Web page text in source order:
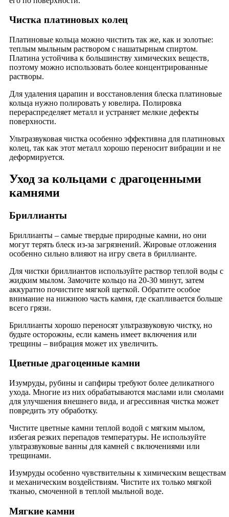
Чистка платиновых колец
Платиновые кольца можно чистить так же, как и золотые:
теплым мыльным раствором с нашатырным спиртом.
Платина устойчива к большинству химических веществ,
поэтому можно использовать более концентрированные
растворы.
Для удаления царапин и восстановления блеска платиновые
кольца нужно полировать у ювелира. Полировка
перераспределяет металл и устраняет мелкие дефекты
поверхности.
Ультразвуковая чистка особенно эффективна для платиновых
колец, так как этот металл хорошо переносит вибрации и не
деформируется.
Уход за кольцами с драгоценными
камнями
Бриллианты
Бриллианты – самые твердые природные камни, но они
могут терять блеск из-за загрязнений. Жировые отложения
особенно сильно влияют на игру света в бриллианте.
Для чистки бриллиантов используйте раствор теплой воды с
жидким мылом. Замочите кольцо на 20-30 минут, затем
аккуратно почистите мягкой щеткой. Обратите особое
внимание на нижнюю часть камня, где скапливается больше
всего грязи.
Бриллианты хорошо переносят ультразвуковую чистку, но
будьте осторожны, если камень имеет включения или
трещины – вибрация может их увеличить.
Цветные драгоценные камни
Изумруды, рубины и сапфиры требуют более деликатного
ухода. Многие из них обрабатываются маслами или смолами
для улучшения внешнего вида, и агрессивная чистка может
повредить эту обработку.
Чистите цветные камни теплой водой с мягким мылом,
избегая резких перепадов температуры. Не используйте
ультразвуковые ванны для камней с включениями или
трещинами.
Изумруды особенно чувствительны к химическим веществам
и механическим воздействиям. Чистите их только мягкой
тканью, смоченной в теплой мыльной воде.
Мягкие камни